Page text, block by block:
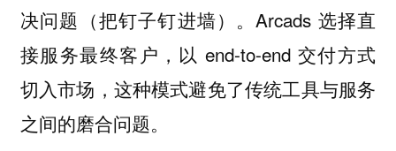
决问题（把钉子钉进墙）。Arcads 选择直
接服务最终客户，以 end-to-end 交付方式
切入市场，这种模式避免了传统工具与服务
之间的磨合问题。